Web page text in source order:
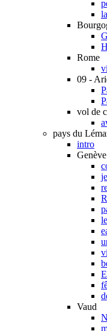
Rome
09 -
vol de
pays du
intro
Genève
Vaud